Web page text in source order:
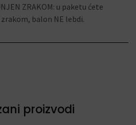
ZRAKOM: u paketu ćete
balon NE lebdi.
proizvodi